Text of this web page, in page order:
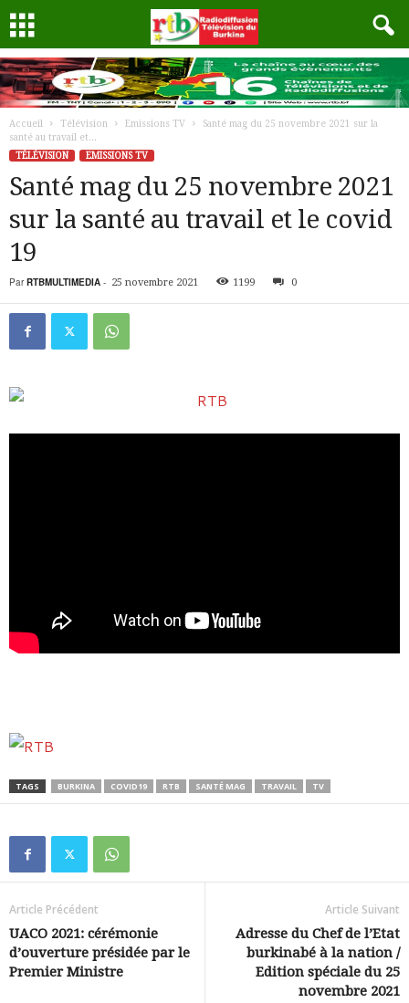
Accueil Télévision Emissions TV
Santé mag du 25 novembre 2021 sur la
santé au travail et...
TÉLÉVISION
EMISSIONS TV
Santé mag du 25 novembre 2021
sur la santé au travail et le covid
19
Par RTBMULTIMEDIA - 25 novembre 2021 1199 0
TAGS BURKINA COVID19 RTB SANTÉ MAG TRAVAIL TV
Article Précédent
UACO 2021: cérémonie
d’ouverture présidée par le
Premier Ministre
Article Suivant
Adresse du Chef de l’Etat
burkinabé à la nation /
Edition spéciale du 25
novembre 2021